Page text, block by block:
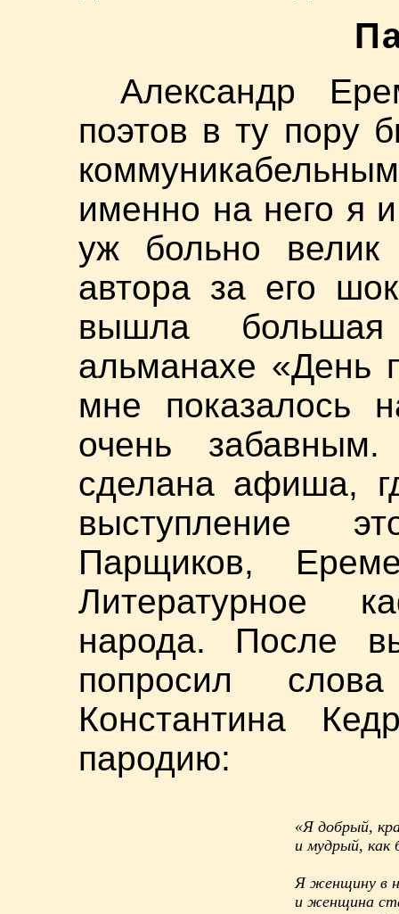
Александр
поэтов в ту пору
именно на него я
уж больно велик
автора за его
вышла
альманахе «День
мне показалось
очень
сделана афиша,
выступление
Парщиков,
Литературное
народа. После
попросил
Константина
пародию:
«Я добрый,
и мудрый, как
Я женщину в
и женщина